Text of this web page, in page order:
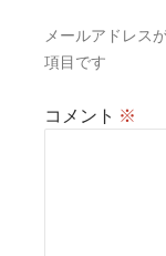
ョ
メールアドレス
項目です
コメント ※